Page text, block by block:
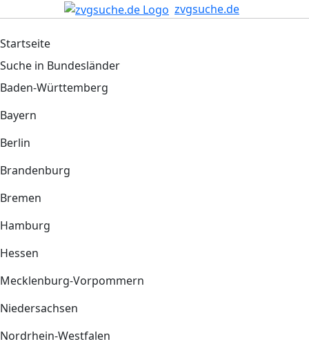
zvgsuche.de
Startseite
Suche in Bundesländer
Baden-Württemberg
Bayern
Berlin
Brandenburg
Bremen
Hamburg
Hessen
Mecklenburg-Vorpommern
Niedersachsen
Nordrhein-Westfalen